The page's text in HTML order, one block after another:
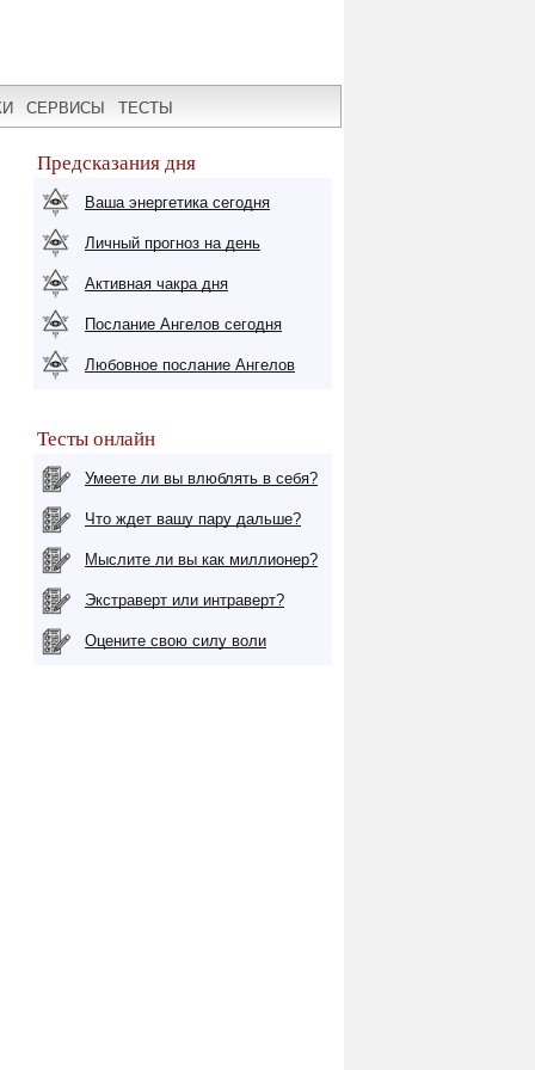
СЕРВИСЫ ТЕСТЫ
Предсказания дня
Ваша энергетика сегодня
Личный прогноз на день
Активная чакра дня
Послание Ангелов сегодня
Любовное послание Ангелов
Тесты онлайн
Умеете ли вы влюблять в себя?
Что ждет вашу пару дальше?
Мыслите ли вы как миллионер?
Экстраверт или интраверт?
Оцените свою силу воли